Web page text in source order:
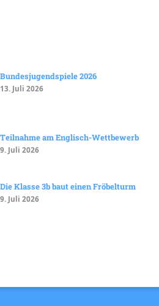
Bundesjugendspiele 2026
13. Juli 2026
Teilnahme am Englisch-Wettbewerb
9. Juli 2026
Die Klasse 3b baut einen Fröbelturm
9. Juli 2026